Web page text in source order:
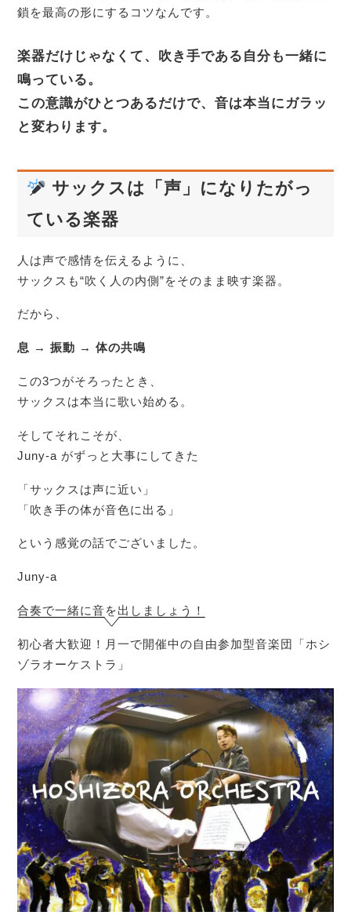
鎖を最高の形にするコツなんです。
楽器だけじゃなくて、吹き手である自分も一緒に
鳴っている。
この意識がひとつあるだけで、音は本当にガラッ
と変わります。
サックスは「声」になりたがっ
ている楽器
人は声で感情を伝えるように、
サックスも“吹く人の内側”をそのまま映す楽器。
だから、
息 → 振動 → 体の共鳴
この3つがそろったとき、
サックスは本当に歌い始める。
そしてそれこそが、
Juny-a がずっと大事にしてきた
「サックスは声に近い」
「吹き手の体が音色に出る」
という感覚の話でございました。
Juny-a
合奏で一緒に音を出しましょう！
初心者大歓迎！月一で開催中の自由参加型音楽団「ホシ
ゾラオーケストラ」